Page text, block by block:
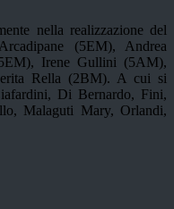
nella realizzazione del
(5EM), Andrea
Irene Gullini (5AM),
Rella (2BM). A cui si
Di Bernardo, Fini,
Malaguti Mary, Orlandi,